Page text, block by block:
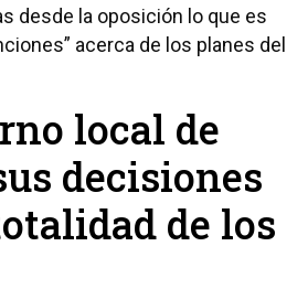
desde la oposición lo que es
acerca de los planes del
local de
decisiones
de los